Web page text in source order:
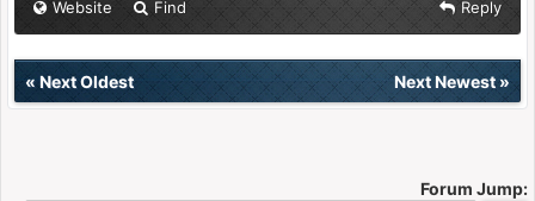
Website Find Reply
« Next Oldest Next Newest»
Forum Jump: